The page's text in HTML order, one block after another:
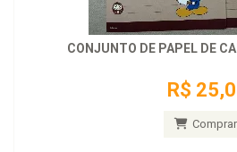
CONJUNTO DE PAPEL DE
R$